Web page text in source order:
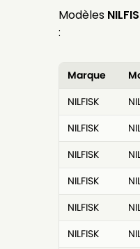
Modèles
:
Marque
NILFISK
NILFISK
NILFISK
NILFISK
NILFISK
NILFISK